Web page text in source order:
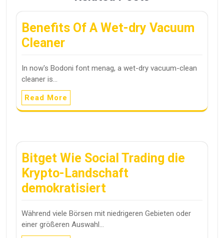
Benefits Of A Wet-dry Vacuum
Cleaner
In now's Bodoni font menag, a wet-dry vacuum-clean
cleaner is…
Read More
Bitget Wie Social Trading die
Krypto-Landschaft
demokratisiert
Während viele Börsen mit niedrigeren Gebieten oder
einer größeren Auswahl…